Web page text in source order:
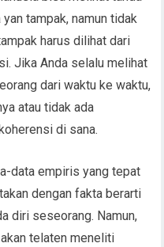
tampak, namun tidak
harus dilihat dari
Jika Anda selalu melihat
dari waktu ke waktu,
atau tidak ada
di sana.
data empiris yang tepat
dengan fakta berarti
diri seseorang. Namun,
telaten meneliti